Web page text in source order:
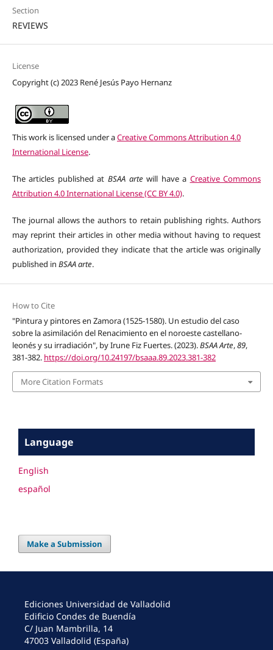
Section
REVIEWS
License
Copyright (c) 2023 René Jesús Payo Hernanz
This work is licensed under aCreative Commons Attribution 4.0
International License.
The articles published at BSAA arte will have a Creative Commons
Attribution 4.0 International License (CC BY 4.0).
The journal allows the authors to retain publishing rights. Authors
may reprint their articles in other media without having to request
authorization, provided they indicate that the article was originally
published in BSAA arte.
How to Cite
"Pintura y pintores en Zamora (1525-1580). Un estudio del caso
sobre la asimilación del Renacimiento en el noroeste castellano-
leonés y su irradiación", by Irune Fiz Fuertes. (2023).BSAA Arte,89,
381-382. https://doi.org/10.24197/bsaaa.89.2023.381-382
More Citation Formats
Language
English
español
Make a Submission
Ediciones Universidad de Valladolid
Edificio Condes de Buendía
C/ Juan Mambrilla, 14
47003 Valladolid (España)